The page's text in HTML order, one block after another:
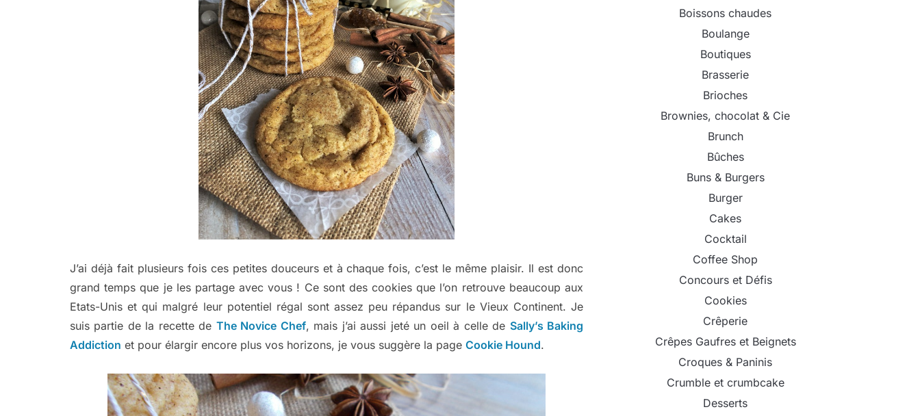
J’ai déjà fait plusieurs fois ces petites douceurs et à chaque fois, c’est le même plaisir. Il est donc
grand temps que je les partage avec vous ! Ce sont des cookies que l’on retrouve beaucoup aux
Etats-Unis et qui malgré leur potentiel régal sont assez peu répandus sur le Vieux Continent. Je
suis partie de la recette de The Novice Chef, mais j’ai aussi jeté un oeil à celle de Sally’s Baking
Addiction et pour élargir encore plus vos horizons, je vous suggère la page Cookie Hound.
Boissons chaudes
Boulange
Boutiques
Brasserie
Brioches
Brownies, chocolat & Cie
Brunch
Bûches
Buns & Burgers
Burger
Cakes
Cocktail
Coffee Shop
Concours et Défis
Cookies
Crêperie
Crêpes Gaufres et Beignets
Croques & Paninis
Crumble et crumbcake
Desserts